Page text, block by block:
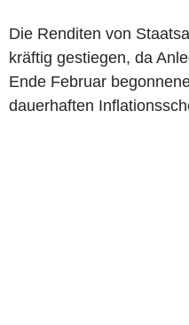
Die Renditen von
kräftig gestiegen, da
Ende Februar
dauerhaften